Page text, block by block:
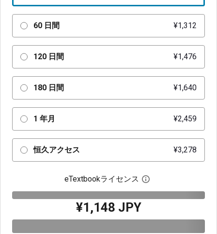
60 日間 ¥1,312
120 日間 ¥1,476
180 日間 ¥1,640
1 年月 ¥2,459
恒久アクセス ¥3,278
eTextbookライセンス デジタルライセン
¥1,148 JPY